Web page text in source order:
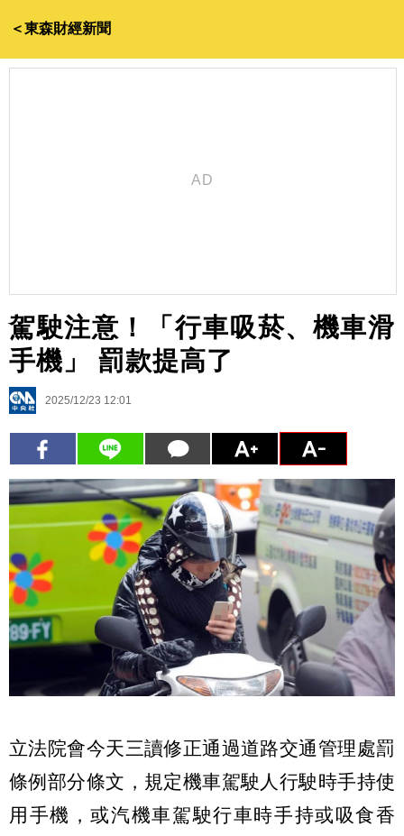
＜東森財經新聞
駕駛注意！「行車吸菸、機車滑
手機」 罰款提高了
2025/12/23 12:01
立法院會今天三讀修正通過道路交通管理處罰
條例部分條文，規定機車駕駛人行駛時手持使
用手機，或汽機車駕駛行車時手持或吸食香